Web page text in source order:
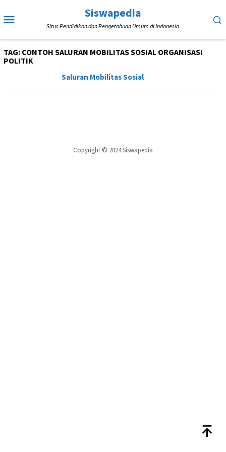
ke
Mobile
Siswapedia
Situs Pendidikan dan Pengetahuan Umum di Indonesia
TAG: CONTOH SALURAN MOBILITAS SOSIAL ORGANISASI
POLITIK
Saluran Mobilitas Sosial
Copyright © 2024 Siswapedia